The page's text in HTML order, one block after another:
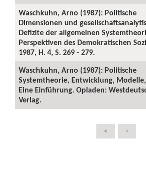
Waschkuhn, Arno (1987): Politische
Dimensionen und
Defizite der allgemeinen
Perspektiven des Demokratischen
1987, H. 4, S. 269 - 279.
Waschkuhn, Arno (1987): Politische
Systemtheorie, Entwicklung,
Eine Einführung. Opladen:
Verlag.
< >